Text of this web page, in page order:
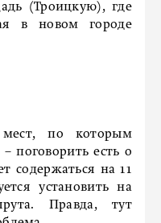
(Троицкую), где
в новом городе
по которым
поговорить есть о
содержаться на 11
установить на
Правда, тут